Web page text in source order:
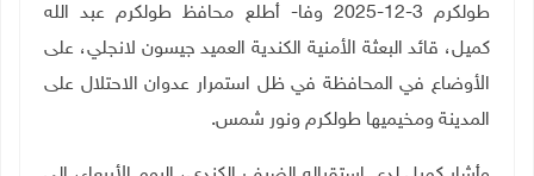
طولكرم 3-12-2025 وفا- أطلع محافظ طولكرم عبد الله
كميل، قائد البعثة الأمنية الكندية العميد جيسون لانجلي، على
الأوضاع في المحافظة في ظل استمرار عدوان الاحتلال على
المدينة ومخيميها طولكرم ونور شمس.